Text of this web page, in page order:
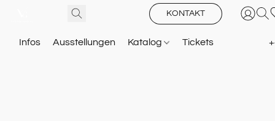
KONTAKT
Infos Ausstellungen Katalog Tickets